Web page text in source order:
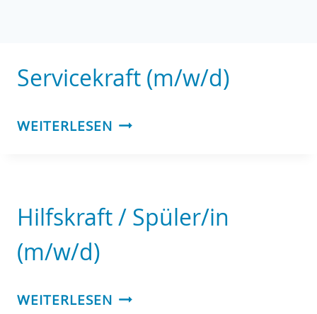
Servicekraft (m/w/d)
WEITERLESENSERVICEKRAFT
Hilfskraft / Spüler/in
(m/w/d)
WEITERLESENHILFSKRAFT